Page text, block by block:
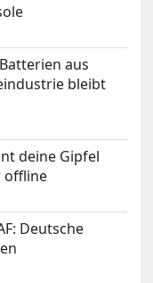
aus
bleibt
deine Gipfel
offline
Deutsche